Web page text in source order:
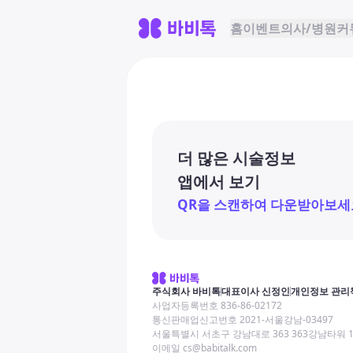
홈이벤트의사/병원커
더 많은 시술정보
앱에서 보기
QR을 스캔하여 다운받아보세
주식회사 바비톡대표이사 신정인개인정보 관리
사업자등록번호 836-86-02172
통신판매업신고번호 2021-서울강남-03497
서울특별시 서초구 강남대로 363 363강남타워
이메일 cs@babitalk.com